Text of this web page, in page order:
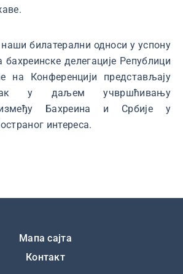
билатерални односи у успону
бахреинске делегације Републици
на Конференцији представљају
у даљем учвршћивању
између Бахреина и Србије у
интереса.
Мапа сајта
Контакт